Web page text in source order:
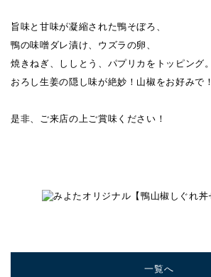
旨味と甘味が凝縮された鴨そぼろ、
鴨の味噌ダレ漬け、ウズラの卵、
焼きねぎ、ししとう、パプリカをトッピング。
おろし生姜の隠し味が絶妙！山椒をお好みで！
是非、ご来店の上ご賞味ください！
一覧へ